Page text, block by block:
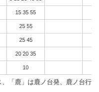
15 35 55
25 55
25 45
20 20 35
10
「鹿」は鹿ノ台発、鹿ノ台行